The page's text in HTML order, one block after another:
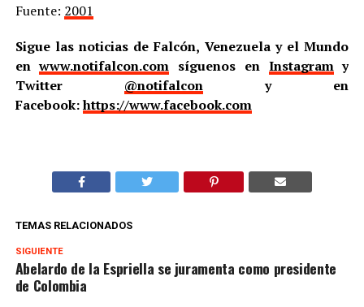
Fuente: 2001
Sigue las noticias de Falcón, Venezuela y el Mundo
enwww.notifalcon.com síguenos en Instagramy
Twitter @notifalcony en
Facebook:https://www.facebook.com
TEMAS RELACIONADOS
SIGUIENTE
Abelardo de la Espriella se juramenta como presidente
de Colombia